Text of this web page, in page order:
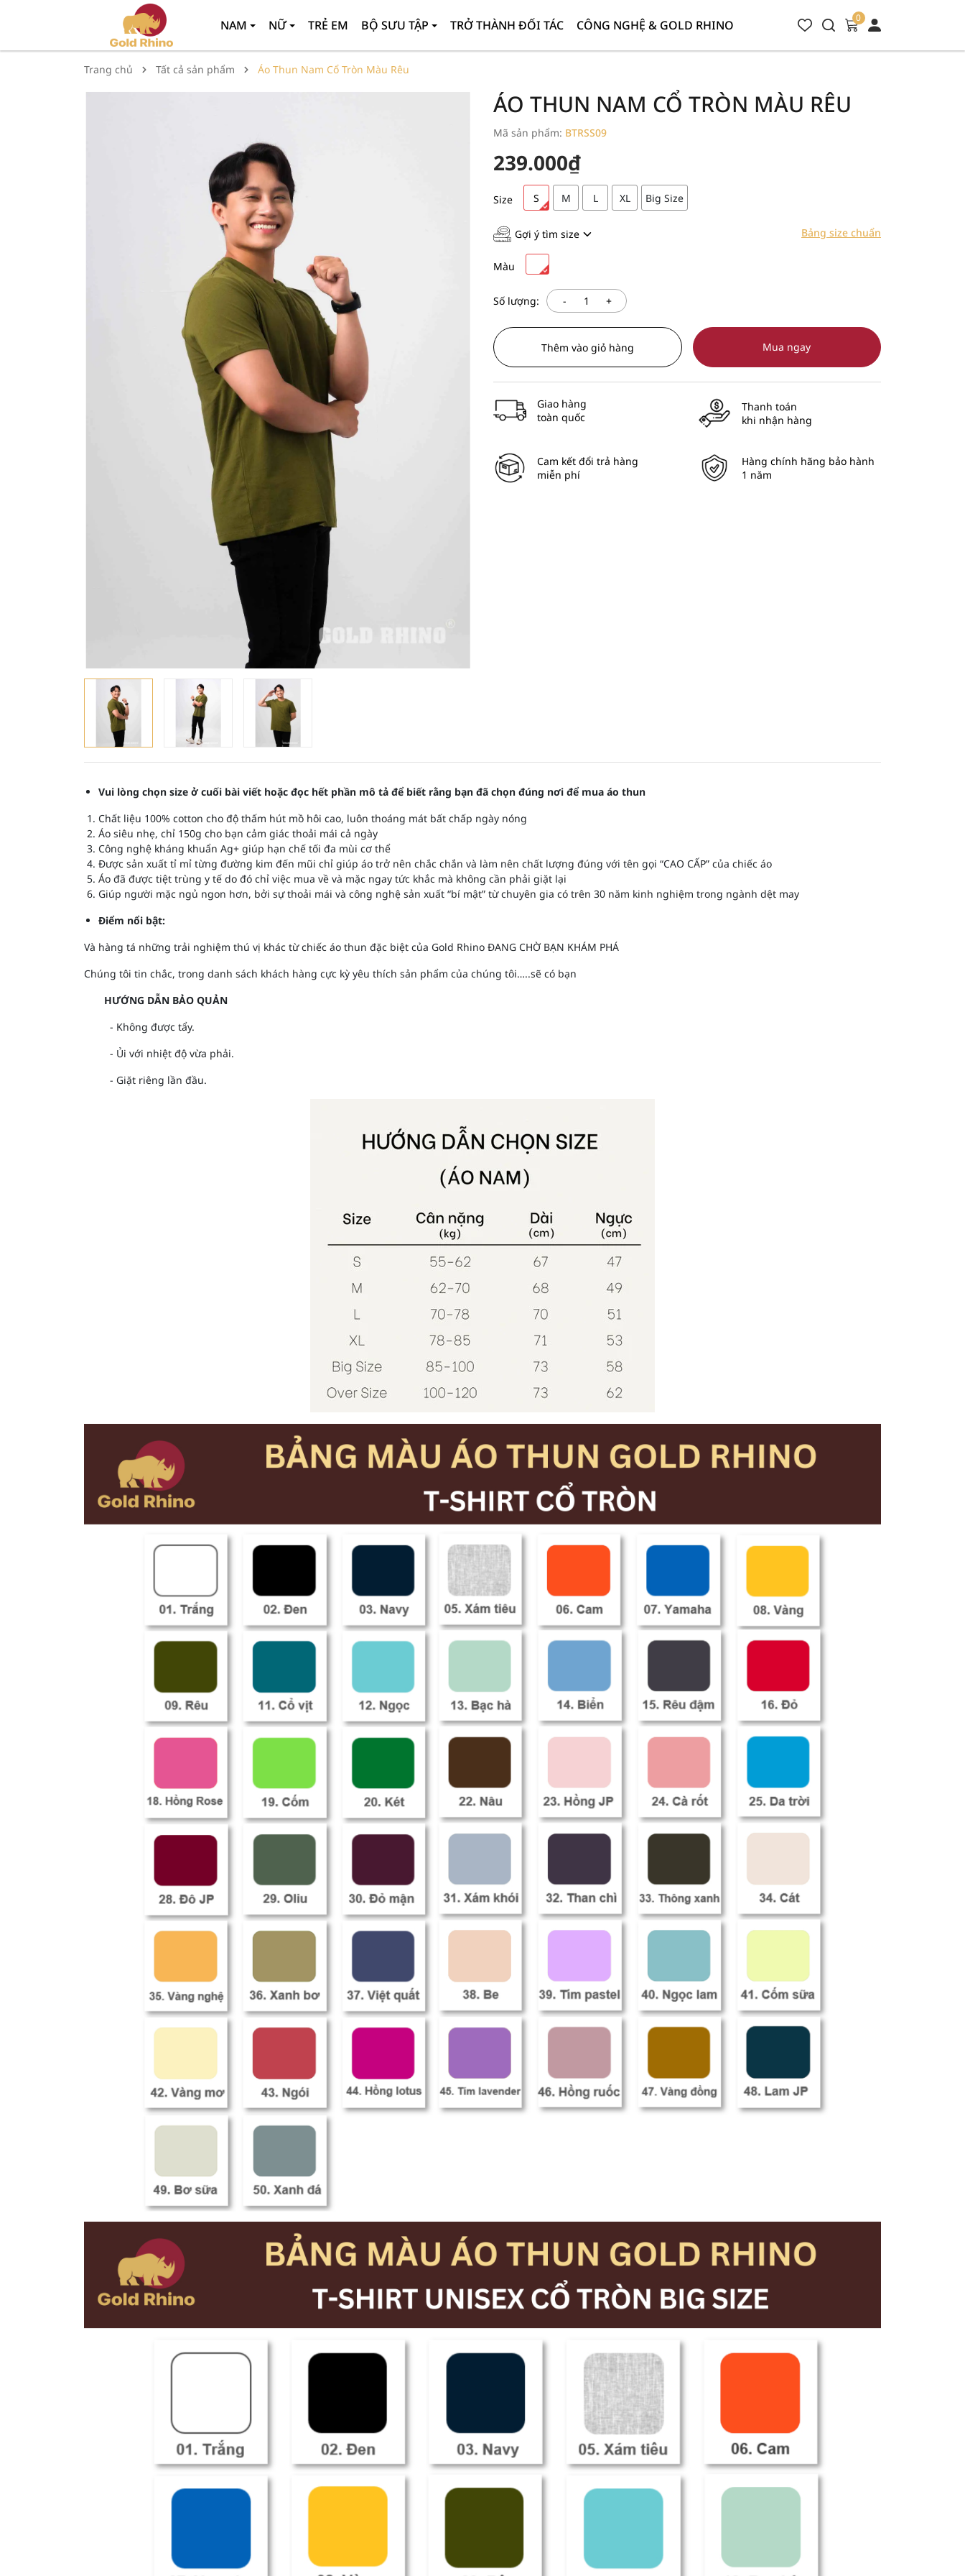
NAM NỮ TRẺ EM BỘ SƯU TẬP TRỞ THÀNH ĐỐI TÁC CÔNG NGHỆ & GOLD RHINO 0
Trang chủ Tất cả sản phẩm Áo Thun Nam Cổ Tròn Màu Rêu
ÁO THUN NAM CỔ TRÒN MÀU RÊU
Mã sản phẩm: BTRSS09
239.000₫
Size S M L XL Big Size
Gợi ý tìm size Bảng size chuẩn
Màu
Số lượng: - +
Thêm vào giỏ hàng Mua ngay
Giao hàng
toàn quốc
Thanh toán
khi nhận hàng
Cam kết đổi trả hàng
miễn phí
Hàng chính hãng bảo hành
1 năm
Vui lòng chọn size ở cuối bài viết hoặc đọc hết phần mô tả để biết rằng bạn đã chọn đúng nơi để mua áo thun
Chất liệu 100% cotton cho độ thấm hút mồ hôi cao, luôn thoáng mát bất chấp ngày nóng
Áo siêu nhẹ, chỉ 150g cho bạn cảm giác thoải mái cả ngày
Công nghệ kháng khuẩn Ag+ giúp hạn chế tối đa mùi cơ thể
Được sản xuất tỉ mỉ từng đường kim đến mũi chỉ giúp áo trở nên chắc chắn và làm nên chất lượng đúng với tên gọi “CAO CẤP” của chiếc áo
Áo đã được tiệt trùng y tế do đó chỉ việc mua về và mặc ngay tức khắc mà không cần phải giặt lại
Giúp người mặc ngủ ngon hơn, bởi sự thoải mái và công nghệ sản xuất “bí mật” từ chuyên gia có trên 30 năm kinh nghiệm trong ngành dệt may
Điểm nổi bật:
Và hàng tá những trải nghiệm thú vị khác từ chiếc áo thun đặc biệt của Gold Rhino ĐANG CHỜ BẠN KHÁM PHÁ
Chúng tôi tin chắc, trong danh sách khách hàng cực kỳ yêu thích sản phẩm của chúng tôi…..sẽ có bạn
HƯỚNG DẪN BẢO QUẢN
- Không được tẩy.
- Ủi với nhiệt độ vừa phải.
- Giặt riêng lần đầu.